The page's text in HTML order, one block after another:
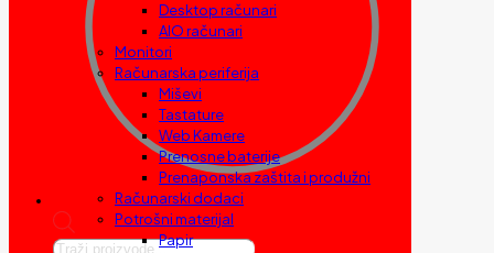
Products
Desktop računari
AIO računari
Monitori
Računarska periferija
Miševi
Tastature
Web Kamere
Prenosne baterije
Prenaponska zaštita i produžni
Računarski dodaci
Potrošni materijal
Papir